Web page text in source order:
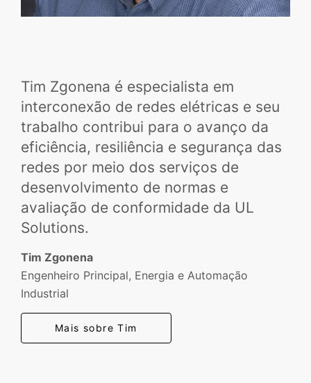
Tim Zgonena é especialista em
interconexão de redes elétricas e seu
trabalho contribui para o avanço da
eficiência, resiliência e segurança das
redes por meio dos serviços de
desenvolvimento de normas e
avaliação de conformidade da UL
Solutions.
Tim Zgonena
Engenheiro Principal, Energia e Automação
Industrial
Mais sobre Tim